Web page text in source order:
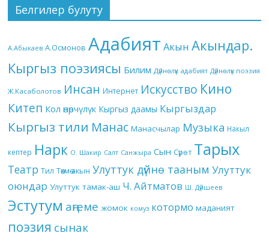
Белгилер булуту
А.Абыкаев А.Осмонов Адабият Акын Акындар.
Кыргыз поэзиясы Билим Дүйнөлүк адабият Дүйнөлүк поэзия
Ж.Касаболотов Инсан Интернет Искусство Кино
Китеп Кол өнөрчүлүк Кыргыз даамы Кыргыздар
Кыргыз тили Манас Манасчылар Музыка Накыл
кептер Нарк О. Шакир Салт Санжыра Сын Сүрөт Тарых
Театр Тил Төкмө акын Улуттук дүйнө тааным Улуттук
оюндар Улуттук тамак-аш Ч. Айтматов Ш. Дүйшеев
Эстутум аңгеме жомок комуз котормо маданият
поэзия сынак